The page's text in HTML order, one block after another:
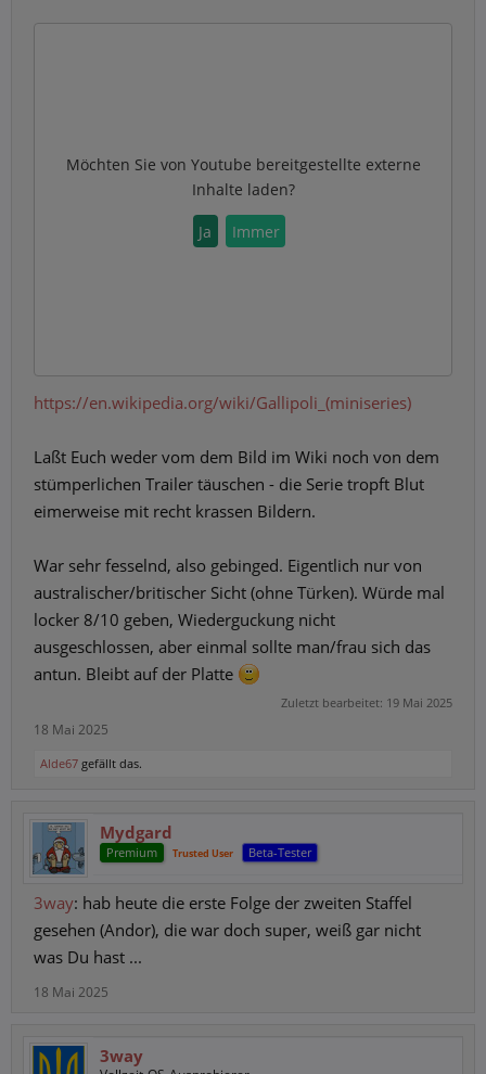
Möchten Sie von Youtube bereitgestellte externe
Inhalte laden?
Ja Immer
https://en.wikipedia.org/wiki/Gallipoli_(miniseries)
Laßt Euch weder vom dem Bild im Wiki noch von dem
stümperlichen Trailer täuschen - die Serie tropft Blut
eimerweise mit recht krassen Bildern.
War sehr fesselnd, also gebinged. Eigentlich nur von
australischer/britischer Sicht (ohne Türken). Würde mal
locker 8/10 geben, Wiederguckung nicht
ausgeschlossen, aber einmal sollte man/frau sich das
antun. Bleibt auf der Platte
Zuletzt bearbeitet: 19 Mai 2025
18 Mai 2025
Alde67 gefällt das.
Mydgard
Premium Trusted User Beta-Tester
3way: hab heute die erste Folge der zweiten Staffel
gesehen (Andor), die war doch super, weiß gar nicht
was Du hast ...
18 Mai 2025
3way